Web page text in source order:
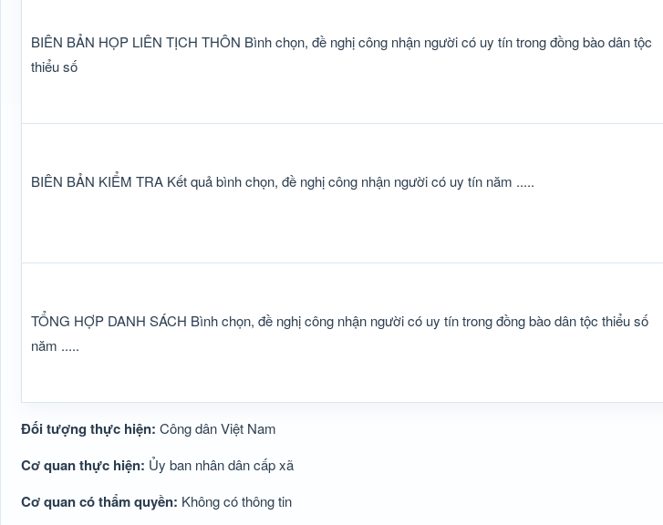
BIÊN BẢN HỌP LIÊN TỊCH THÔN Bình chọn, đề nghị công nhận người có uy tín trong đồng bào dân tộc
thiểu số
BIÊN BẢN KIỂM TRA Kết quả bình chọn, đề nghị công nhận người có uy tín năm .....
TỔNG HỢP DANH SÁCH Bình chọn, đề nghị công nhận người có uy tín trong đồng bào dân tộc thiểu số
năm .....
Đối tượng thực hiện: Công dân Việt Nam
Cơ quan thực hiện: Ủy ban nhân dân cấp xã
Cơ quan có thẩm quyền: Không có thông tin